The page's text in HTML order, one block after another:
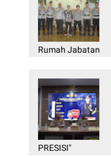
Rumah Jabatan
PRESISI"